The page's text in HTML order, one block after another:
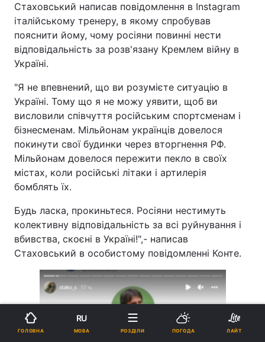
Стаховський написав повідомлення в Instagram
італійському тренеру, в якому спробував
пояснити йому, чому росіяни повинні нести
відповідальність за розв'язану Кремлем війну в
Україні.
"Я не впевнений, що ви розумієте ситуацію в
Україні. Тому що я не можу уявити, щоб ви
висловили співчуття російським спортсменам і
бізнесменам. Мільйонам українців довелося
покинути свої будинки через вторгнення РФ.
Мільйонам довелося пережити пекло в своїх
містах, коли російські літаки і артилерія
бомблять їх.
Будь ласка, прокиньтеся. Росіяни нестимуть
колективну відповідальність за всі руйнування і
вбивства, скоєні в Україні!",- написав
Стаховський в особистому повідомленні Конте.
ГОЛОВНА
RU
МОВА РОЗДІЛИ ПОГОДА ЛАЙТ